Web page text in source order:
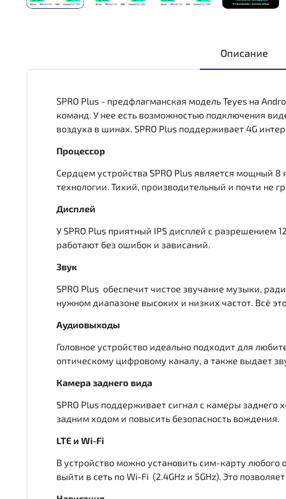
Описание
SPRO Plus - предфлагманская модель Teyes на
команд. У нее есть возможностью подключения
воздуха в шинах. SPRO Plus поддерживает 4G
Процессор
Сердцем устройства SPRO Plus является мощный 8
технологии. Тихий, производительный и почти не
Дисплей
У SPRO Plus приятный IPS дисплей c разрешением
работают без ошибок и зависаний.
Звук
SPRO Plus обеспечит чистое звучание музыки,
нужном диапазоне высоких и низких частот. Всё
Аудиовыходы
Головное устройство идеально подходит для
оптическому цифровому каналу, а также выдает
Камера заднего вида
SPRO Plus поддерживает сигнал с камеры
задним ходом и повысить безопасность вождения.
LTE и Wi-Fi
В устройство можно установить сим-карту
выйти в сеть по Wi-Fi (2.4GHz и 5GHz). Это